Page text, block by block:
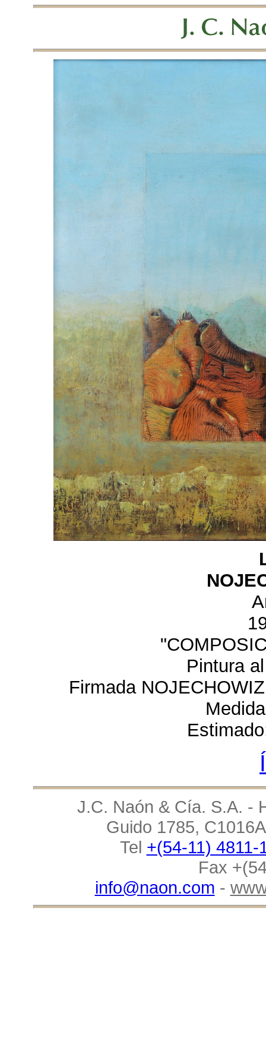
Pintura
Firmada
J.C. Naón & Cía. S.A. -
Guido 1785,
Tel +(54-11) 4811-
Fax
info@naon.com -